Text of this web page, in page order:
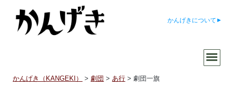
かんげきについて
かんげき（KANGEKI） >劇団 >あ行 >劇団一旗